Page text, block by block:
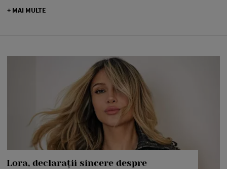
+ MAI MULTE
Lora, declarații sincere despre